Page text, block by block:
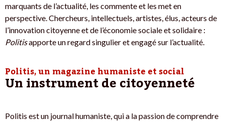
marquants de l’actualité, les commente et les met en
perspective. Chercheurs, intellectuels, artistes, élus, acteurs de
l’innovation citoyenne et de l’économie sociale et solidaire :
Politisapporte un regard singulier et engagé sur l’actualité.
Politis, un magazine humaniste et social
Un instrument de citoyenneté
Politis est un journal humaniste, qui a la passion de comprendre